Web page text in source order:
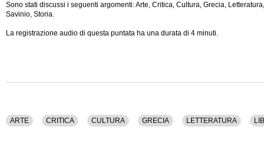
Sono stati discussi i seguenti argomenti: Arte, Critica, Cultura, Grecia,
Savinio, Storia.
La registrazione audio di questa puntata ha una durata di 4 minuti.
ARTE CRITICA CULTURA GRECIA LETTERATURA